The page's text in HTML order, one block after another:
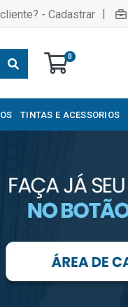
- Cadastrar |
0
TINTAS E ACESSORIOS